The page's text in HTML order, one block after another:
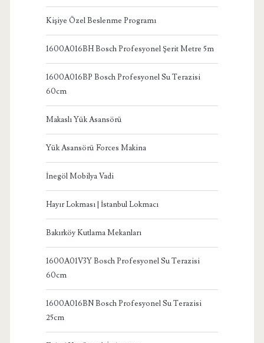
Kişiye Özel Beslenme Programı
1600A016BH Bosch Profesyonel Şerit Metre 5m
1600A016BP Bosch Profesyonel Su Terazisi
60cm
Makaslı Yük Asansörü
Yük Asansörü Forces Makina
İnegöl Mobilya Vadi
Hayır Lokması | İstanbul Lokmacı
Bakırköy Kutlama Mekanları
1600A01V3Y Bosch Profesyonel Su Terazisi
60cm
1600A016BN Bosch Profesyonel Su Terazisi
25cm